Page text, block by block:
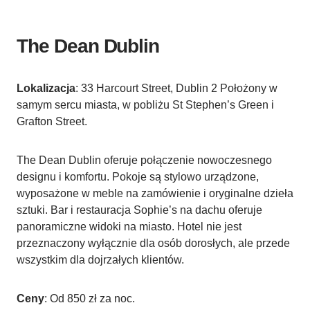
The Dean Dublin
Lokalizacja: 33 Harcourt Street, Dublin 2 Położony w
samym sercu miasta, w pobliżu St Stephen’s Green i
Grafton Street.
The Dean Dublin oferuje połączenie nowoczesnego
designu i komfortu. Pokoje są stylowo urządzone,
wyposażone w meble na zamówienie i oryginalne dzieła
sztuki. Bar i restauracja Sophie’s na dachu oferuje
panoramiczne widoki na miasto. Hotel nie jest
przeznaczony wyłącznie dla osób dorosłych, ale przede
wszystkim dla dojrzałych klientów.
Ceny: Od 850 zł za noc.